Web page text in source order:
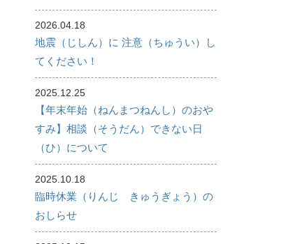
2026.04.18
地震（じしん）に 注意（ちゅうい）し
てください！
2025.12.25
【年末年始（ねんまつねんし）のおや
すみ】相談（そうだん）できない日
（ひ）について
2025.10.18
臨時休業（りんじ きゅうぎょう）の
おしらせ